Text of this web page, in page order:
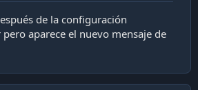
de la configuración
aparece el nuevo mensaje de